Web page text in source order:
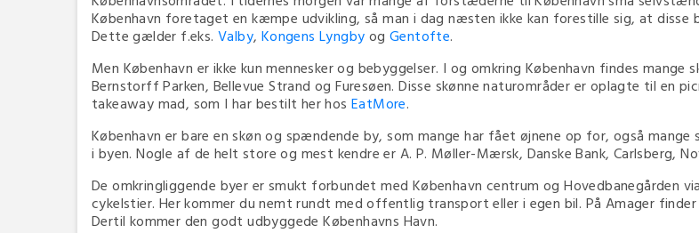
København foretaget en kæmpe udvikling, så man i dag næsten ikke kan forestille sig, at
Dette gælder f.eks. Valby, Kongens Lyngby ogGentofte.
Men København er ikke kun mennesker og bebyggelser. I og omkring København findes
Bernstorff Parken, Bellevue Strand og Furesøen. Disse skønne naturområder er oplagte til en
takeaway mad, som I har bestilt her hos EatMore.
København er bare en skøn og spændende by, som mange har fået øjnene op for, også
i byen. Nogle af de helt store og mest kendre er A. P. Møller-Mærsk, Danske Bank, Carlsberg,
De omkringliggende byer er smukt forbundet med København centrum og Hovedbanegården
cykelstier. Her kommer du nemt rundt med offentlig transport eller i egen bil. På Amager
Dertil kommer den godt udbyggede Københavns Havn.